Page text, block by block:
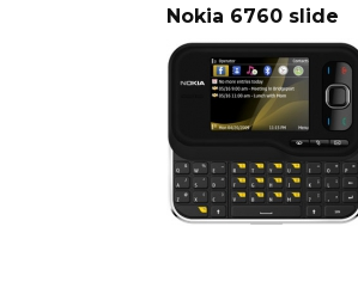
Nokia 6760 slide